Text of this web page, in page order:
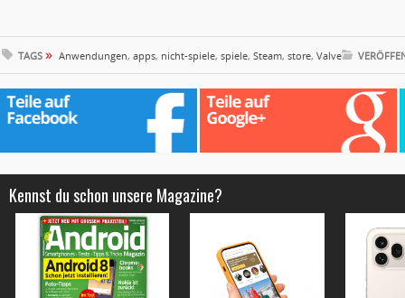
TAGS » Anwendungen, apps, nicht-spiele, spiele, Steam, store, Valve
Kennst du schon unsere Magazine?